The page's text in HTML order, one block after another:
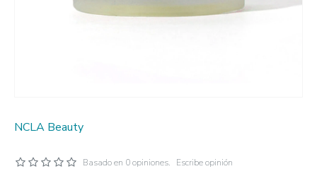
NCLA Beauty
Basado en 0 opiniones. Escribe opinión